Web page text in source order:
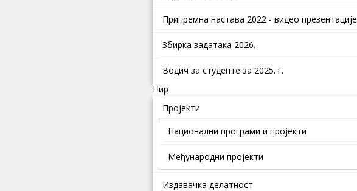
Припремна настава 2022 - видео презентације
Збирка задатака 2026.
Водич за студенте за 2025. г.
Нир
Пројекти
Национални програми и пројекти
Међународни пројекти
Издавачка делатност